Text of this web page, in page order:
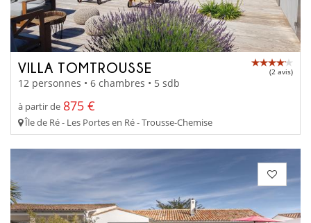
VILLA TOMTROUSSE (2 avis)
12 personnes • 6 chambres • 5 sdb
à partir de 875 €
Île de Ré - Les Portes en Ré - Trousse-Chemise